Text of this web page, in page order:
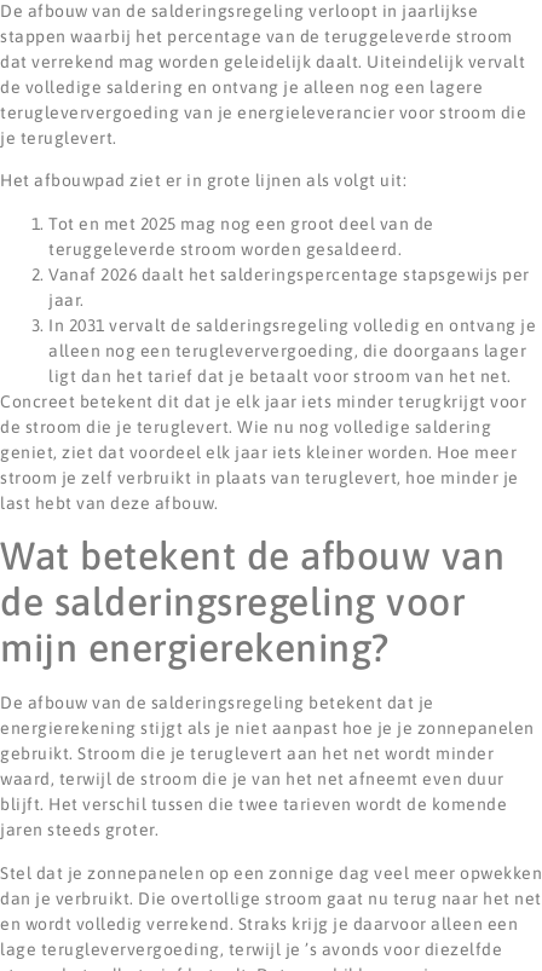
De afbouw van de salderingsregeling verloopt in jaarlijkse
stappen waarbij het percentage van de teruggeleverde stroom
dat verrekend mag worden geleidelijk daalt. Uiteindelijk vervalt
de volledige saldering en ontvang je alleen nog een lagere
terugleververgoeding van je energieleverancier voor stroom die
je teruglevert.
Het afbouwpad ziet er in grote lijnen als volgt uit:
Tot en met 2025 mag nog een groot deel van de
teruggeleverde stroom worden gesaldeerd.
Vanaf 2026 daalt het salderingspercentage stapsgewijs per
jaar.
In 2031 vervalt de salderingsregeling volledig en ontvang je
alleen nog een terugleververgoeding, die doorgaans lager
ligt dan het tarief dat je betaalt voor stroom van het net.
Concreet betekent dit dat je elk jaar iets minder terugkrijgt voor
de stroom die je teruglevert. Wie nu nog volledige saldering
geniet, ziet dat voordeel elk jaar iets kleiner worden. Hoe meer
stroom je zelf verbruikt in plaats van teruglevert, hoe minder je
last hebt van deze afbouw.
Wat betekent de afbouw van
de salderingsregeling voor
mijn energierekening?
De afbouw van de salderingsregeling betekent dat je
energierekening stijgt als je niet aanpast hoe je je zonnepanelen
gebruikt. Stroom die je teruglevert aan het net wordt minder
waard, terwijl de stroom die je van het net afneemt even duur
blijft. Het verschil tussen die twee tarieven wordt de komende
jaren steeds groter.
Stel dat je zonnepanelen op een zonnige dag veel meer opwekken
dan je verbruikt. Die overtollige stroom gaat nu terug naar het net
en wordt volledig verrekend. Straks krijg je daarvoor alleen een
lage terugleververgoeding, terwijl je ’s avonds voor diezelfde